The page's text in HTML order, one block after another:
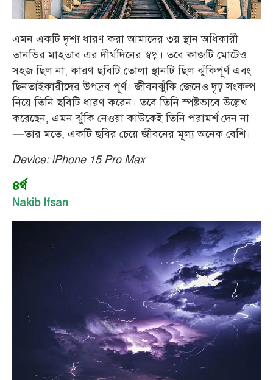
এমন একটি দৃশ্য ধারণ করা আমাদের ৩য় স্থান অধিকারী
তানভির মাহতাব এর দীর্ঘদিনের স্বপ্ন। তবে কাজটি মোটেও
সহজ ছিল না, কারণ ছবিটি তোলা স্থানটি ছিল ঝুঁকিপূর্ণ এবং
ছিনতাইকারীদের উপদ্রব পূর্ণ। জীবনঝুঁকি জেনেও দৃঢ় সংকল্প
নিয়ে তিনি ছবিটি ধারণ করেন। তবে তিনি স্পষ্টভাবে উল্লেখ
করেছেন, এমন ঝুঁকি নেওয়া কাউকেই তিনি পরামর্শ দেন না
—তার মতে, একটি ছবির চেয়ে জীবনের মূল্য অনেক বেশি।
Device: iPhone 15 Pro Max
৪র্থ
Nakib Ifsan